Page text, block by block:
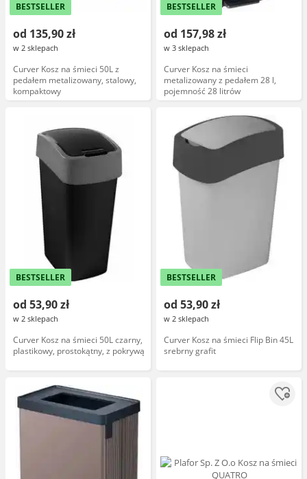
BESTSELLER
od 135,90 zł
w 2 sklepach
Curver Kosz na śmieci 50L z
pedałem metalizowany, stalowy,
kompaktowy
BESTSELLER
od 157,98 zł
w 3 sklepach
Curver Kosz na śmieci
metalizowany z pedałem 28 l,
pojemność 28 litrów
BESTSELLER
od 53,90 zł
w 2 sklepach
Curver Kosz na śmieci 50L czarny,
plastikowy, prostokątny, z pokrywą
BESTSELLER
od 53,90 zł
w 2 sklepach
Curver Kosz na śmieci Flip Bin 45L
srebrny grafit